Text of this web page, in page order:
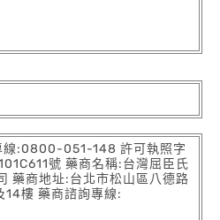
線:0800-051-148 許可執照字
號 藥商名稱:台灣屈臣氏
藥商地址:台北市松山區八德路
14樓 藥商諮詢專線: